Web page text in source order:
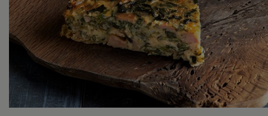
ΔΕΣ ΤΗ ΣΥΝΤΑΓΗ